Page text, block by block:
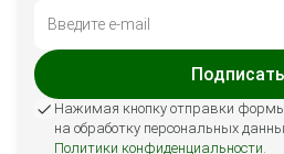
Нажимая кнопку отправки
на обработку персональных
Политики конфиденциальности.